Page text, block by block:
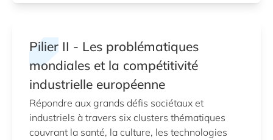
Pilier II - Les problématiques
mondiales et la compétitivité
industrielle européenne
Répondre aux grands défis sociétaux et
industriels à travers six clusters thématiques
couvrant la santé, la culture, les technologies